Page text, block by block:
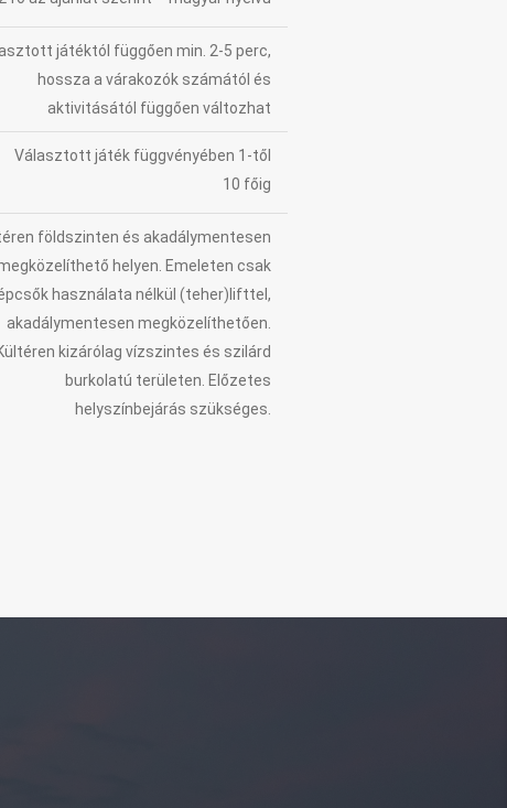
játéktól függően min. 2-5 perc,
hossza a várakozók számától és
aktivitásától függően változhat
Választott játék függvényében 1-től
10 főig
földszinten és akadálymentesen
helyen. Emeleten csak
használata nélkül (teher)lifttel,
akadálymentesen megközelíthetően.
kizárólag vízszintes és szilárd
burkolatú területen. Előzetes
helyszínbejárás szükséges.